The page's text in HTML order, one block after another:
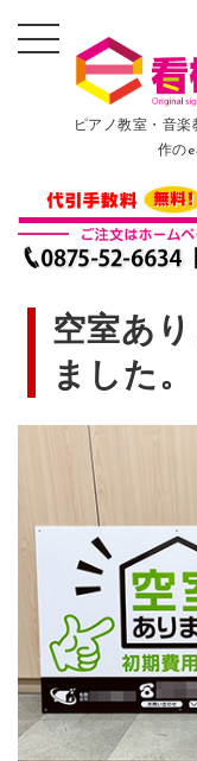
ピアノ教室・音
作の
空室あ
ました。